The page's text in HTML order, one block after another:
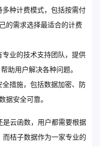
多种计费模式，包括按需付
的需求选择最适合的计费
专业的技术支持团队，提供
助用户解决各种问题。
措施，包括数据加密、防
安全可靠。
云函数，用户都需要根据
桔子数据作为一家专业的